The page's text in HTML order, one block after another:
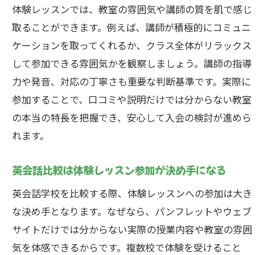
体験レッスンでは、教室の雰囲気や講師の質を肌で感じ
取ることができます。例えば、講師が積極的にコミュニ
ケーションを取ってくれるか、クラス全体がリラックス
して参加できる雰囲気かを観察しましょう。講師の指導
力や発音、対応の丁寧さも重要な判断基準です。実際に
参加することで、口コミや説明だけでは分からない教室
の本当の特長を把握でき、安心して入会の検討が進めら
れます。
英会話比較は体験レッスン参加が決め手になる
英会話学校を比較する際、体験レッスンへの参加は大き
な決め手となります。なぜなら、パンフレットやウェブ
サイトだけでは分からない実際の授業内容や教室の雰囲
気を体感できるからです。複数校で体験を受けること